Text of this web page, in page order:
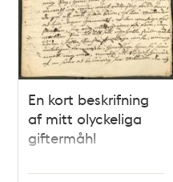
En kort beskrifning
af mitt olyckeliga
giftermåhl